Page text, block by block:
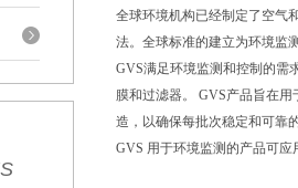
全球环境机构已经制定了空气
法。全球标准的建立为环境监
GVS满足环境监测和控制的需
膜和过滤器。 GVS产品旨在
造，以确保每批次稳定和可靠
GVS 用于环境监测的产品可应